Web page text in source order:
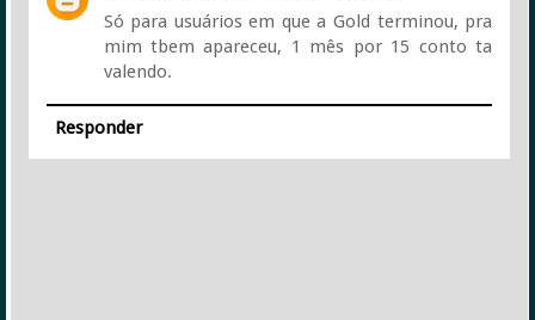
Só para usuários em que a Gold terminou, pra
mim tbem apareceu, 1 mês por 15 conto ta
valendo.
Responder